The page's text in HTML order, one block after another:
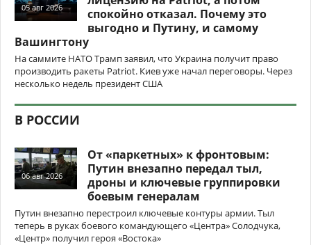
05 авг 2026
спокойно отказал. Почему это
выгодно и Путину, и самому
Вашингтону
На саммите НАТО Трамп заявил, что Украина получит право
производить ракеты Patriot. Киев уже начал переговоры. Через
несколько недель президент США
В РОССИИ
06 авг 2026
От «паркетных» к фронтовым:
Путин внезапно передал тыл,
дроны и ключевые группировки
боевым генералам
Путин внезапно перестроил ключевые контуры армии. Тыл
теперь в руках боевого командующего «Центра» Солодчука,
«Центр» получил героя «Востока»